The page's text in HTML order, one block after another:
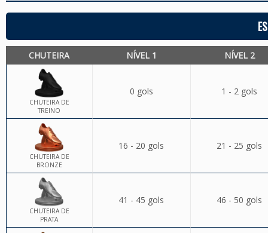
CHUTEIRA NÍVEL 1 NÍVEL 2
CHUTEIRA DE
TREINO
0 gols 1 - 2 gols
CHUTEIRA DE
BRONZE
16 - 20 gols 21 - 25 gols
CHUTEIRA DE
PRATA
41 - 45 gols 46 - 50 gols